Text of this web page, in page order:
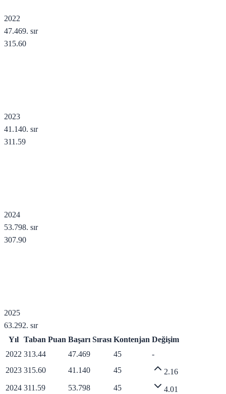
2022
47.469. sır
315.60
2023
41.140. sır
311.59
2024
53.798. sır
307.90
2025
63.292. sır
Yıl Taban Puan Başarı Sırası Kontenjan Değişim
2022 313.44 47.469 45
-
2023 315.60 41.140 45
2.16
2024 311.59 53.798 45
4.01